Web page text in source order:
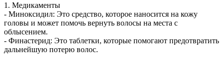
1. Медикаменты
- Миноксидил: Это средство, которое наносится на кожу
головы и может помочь вернуть волосы на места с
облысением.
- Финастерид: Это таблетки, которые помогают предотвратить
дальнейшую потерю волос.